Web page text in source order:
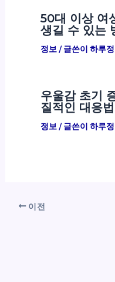
50대 이상 여
생길 수 있는
정보/ 글쓴이 하루
우울감 초기
질적인 대응
정보/ 글쓴이 하루
이전